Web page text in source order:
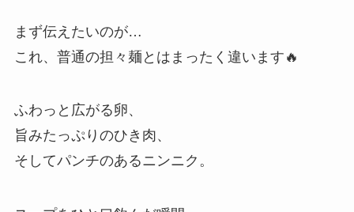
まず伝えたいのが…
これ、普通の担々麺とはまったく違います🔥
ふわっと広がる卵、
旨みたっぷりのひき肉、
そしてパンチのあるニンニク。